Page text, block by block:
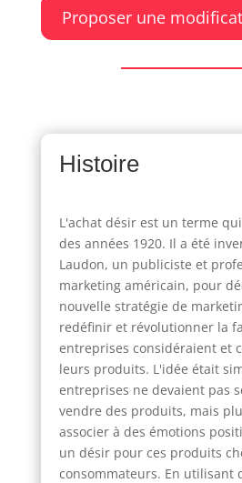
Proposer une
Histoire
L'achat désir est un terme
des années 1920. Il a été
Laudon, un publiciste et
marketing américain, pour
nouvelle stratégie de
redéfinir et révolutionner la
entreprises considéraient et
leurs produits. L'idée était
entreprises ne devaient pas
vendre des produits, mais
associer à des émotions
un désir pour ces produits
consommateurs. En utilisant